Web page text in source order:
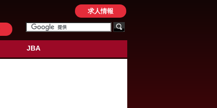
求人情報
JBA